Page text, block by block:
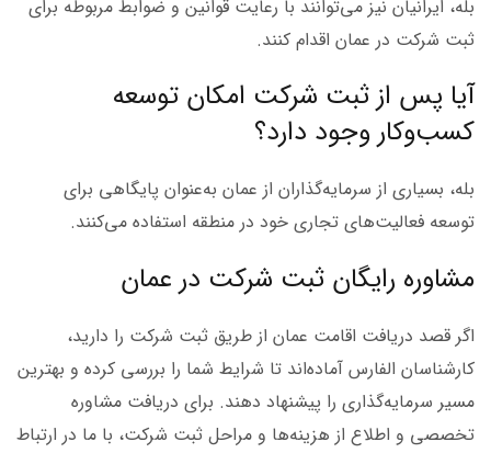
بله، ایرانیان نیز می‌توانند با رعایت قوانین و ضوابط مربوطه برای
ثبت شرکت در عمان اقدام کنند.
آیا پس از ثبت شرکت امکان توسعه
کسب‌وکار وجود دارد؟
بله، بسیاری از سرمایه‌گذاران از عمان به‌عنوان پایگاهی برای
توسعه فعالیت‌های تجاری خود در منطقه استفاده می‌کنند.
مشاوره رایگان ثبت شرکت در عمان
اگر قصد دریافت اقامت عمان از طریق ثبت شرکت را دارید،
کارشناسان الفارس آماده‌اند تا شرایط شما را بررسی کرده و بهترین
مسیر سرمایه‌گذاری را پیشنهاد دهند. برای دریافت مشاوره
تخصصی و اطلاع از هزینه‌ها و مراحل ثبت شرکت، با ما در ارتباط